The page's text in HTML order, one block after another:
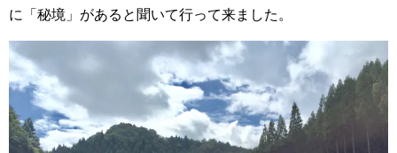
に「秘境」があると聞いて行って来ました。